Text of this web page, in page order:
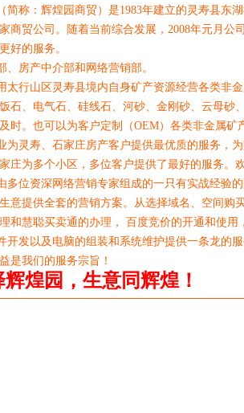
称：辉煌园商贸）是1983年建立的灵寿县东
商贸公司。随着当前综合发展，2008年元月
好的服务。
房产中介部和网络营销部。
行山区灵寿县境内自身矿产资源经营各类非金
石、电气石、硅线石、河砂、金刚砂、云母砂
时。也可以为客户定制（OEM）各类非金属矿
灵寿、石家庄房产客户提供最优质的服务，
庄为多个小区，多位客户提供了最好的服务。
位资深网络营销专家组成的一只有实战经验
意提供全套的营销方案。从选择域名、空间购
和慧聪买卖通的办理， 百度竞价的开通和使
开发以及电脑的组装和系统维护提供一条龙的
是我们的服务宗旨！
生意同辉煌！